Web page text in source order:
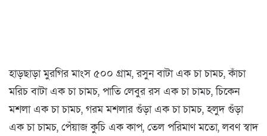
হাড়ছাড়া মুরগির মাংস ৫০০ গ্রাম, রসুন বাটা এক চা চামচ, কাঁচা
মরিচ বাটা এক চা চামচ, পাতি লেবুর রস এক চা চামচ, চিকেন
মশলা এক চা চামচ, গরম মশলার গুঁড়া এক চা চামচ, হলুদ গুঁড়া
এক চা চামচ, পেঁয়াজ কুচি এক কাপ, তেল পরিমাণ মতো, লবণ স্বাদ